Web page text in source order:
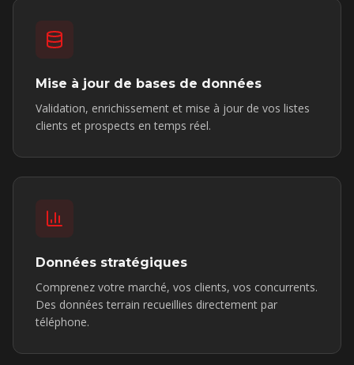
Mise à jour de bases de données
Validation, enrichissement et mise à jour de vos listes
clients et prospects en temps réel.
Données stratégiques
Comprenez votre marché, vos clients, vos concurrents.
Des données terrain recueillies directement par
téléphone.